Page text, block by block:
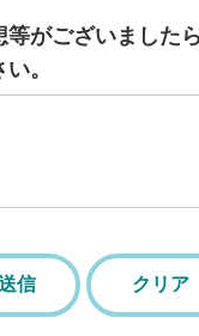
等がございました
。